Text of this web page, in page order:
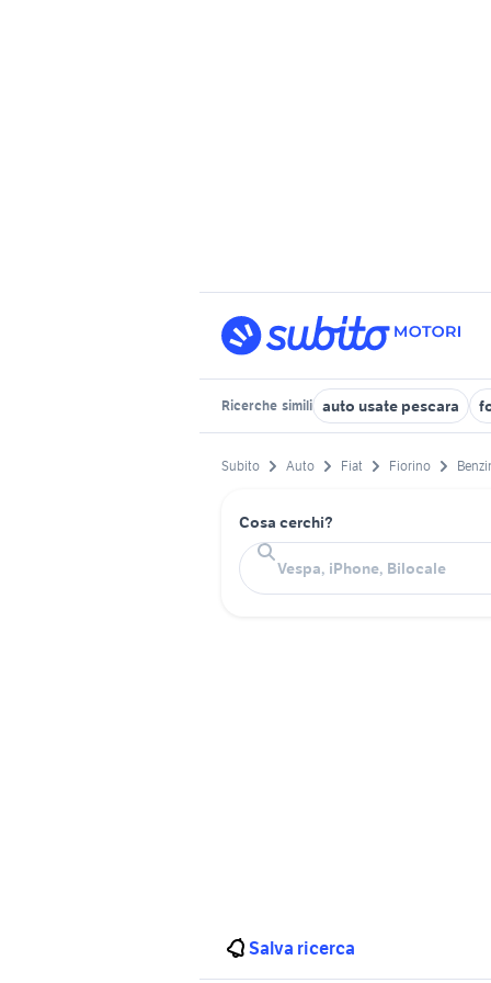
Ricerche simili auto usate pescara
Subito Auto Fiat Fiorino
Cosa cerchi?
Salva ricerca